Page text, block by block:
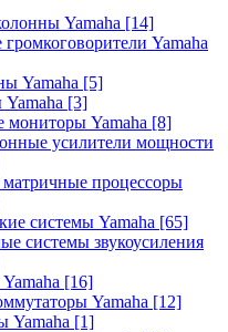
Yamaha [14]
Yamaha
Yamaha [5]
[3]
мониторы Yamaha [8]
усилители мощности
процессоры
системы Yamaha [65]
системы звукоусиления
[16]
Yamaha [12]
Yamaha [1]